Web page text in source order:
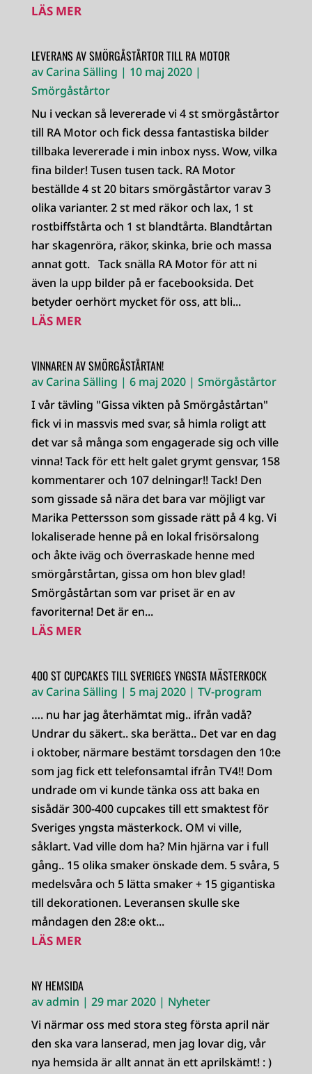
LÄS MER
LEVERANS AV SMÖRGÅSTÅRTOR TILL RA MOTOR
avCarina Sälling | 10 maj 2020|
Smörgåstårtor
Nu i veckan så levererade vi 4 st smörgåstårtor
till RA Motor och fick dessa fantastiska bilder
tillbaka levererade i min inbox nyss. Wow, vilka
fina bilder! Tusen tusen tack. RA Motor
beställde 4 st 20 bitars smörgåstårtor varav 3
olika varianter. 2 st med räkor och lax, 1 st
rostbiffstårta och 1 st blandtårta. Blandtårtan
har skagenröra, räkor, skinka, brie och massa
annat gott. Tack snälla RA Motor för att ni
även la upp bilder på er facebooksida. Det
betyder oerhört mycket för oss, att bli...
LÄS MER
VINNAREN AV SMÖRGÅSTÅRTAN!
avCarina Sälling | 6 maj 2020| Smörgåstårtor
I vår tävling "Gissa vikten på Smörgåstårtan"
fick vi in massvis med svar, så himla roligt att
det var så många som engagerade sig och ville
vinna! Tack för ett helt galet grymt gensvar, 158
kommentarer och 107 delningar!! Tack! Den
som gissade så nära det bara var möjligt var
Marika Pettersson som gissade rätt på 4 kg. Vi
lokaliserade henne på en lokal frisörsalong
och åkte iväg och överraskade henne med
smörgårstårtan, gissa om hon blev glad!
Smörgåstårtan som var priset är en av
favoriterna! Det är en...
LÄS MER
400 ST CUPCAKES TILL SVERIGES YNGSTA MÄSTERKOCK
avCarina Sälling | 5 maj 2020| TV-program
…. nu har jag återhämtat mig.. ifrån vadå?
Undrar du säkert.. ska berätta.. Det var en dag
i oktober, närmare bestämt torsdagen den 10:e
som jag fick ett telefonsamtal ifrån TV4!! Dom
undrade om vi kunde tänka oss att baka en
sisådär 300-400 cupcakes till ett smaktest för
Sveriges yngsta mästerkock. OM vi ville,
såklart. Vad ville dom ha? Min hjärna var i full
gång.. 15 olika smaker önskade dem. 5 svåra, 5
medelsvåra och 5 lätta smaker + 15 gigantiska
till dekorationen. Leveransen skulle ske
måndagen den 28:e okt...
LÄS MER
NY HEMSIDA
avadmin | 29 mar 2020| Nyheter
Vi närmar oss med stora steg första april när
den ska vara lanserad, men jag lovar dig, vår
nya hemsida är allt annat än ett aprilskämt! : )